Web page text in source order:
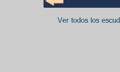
Ver todos los